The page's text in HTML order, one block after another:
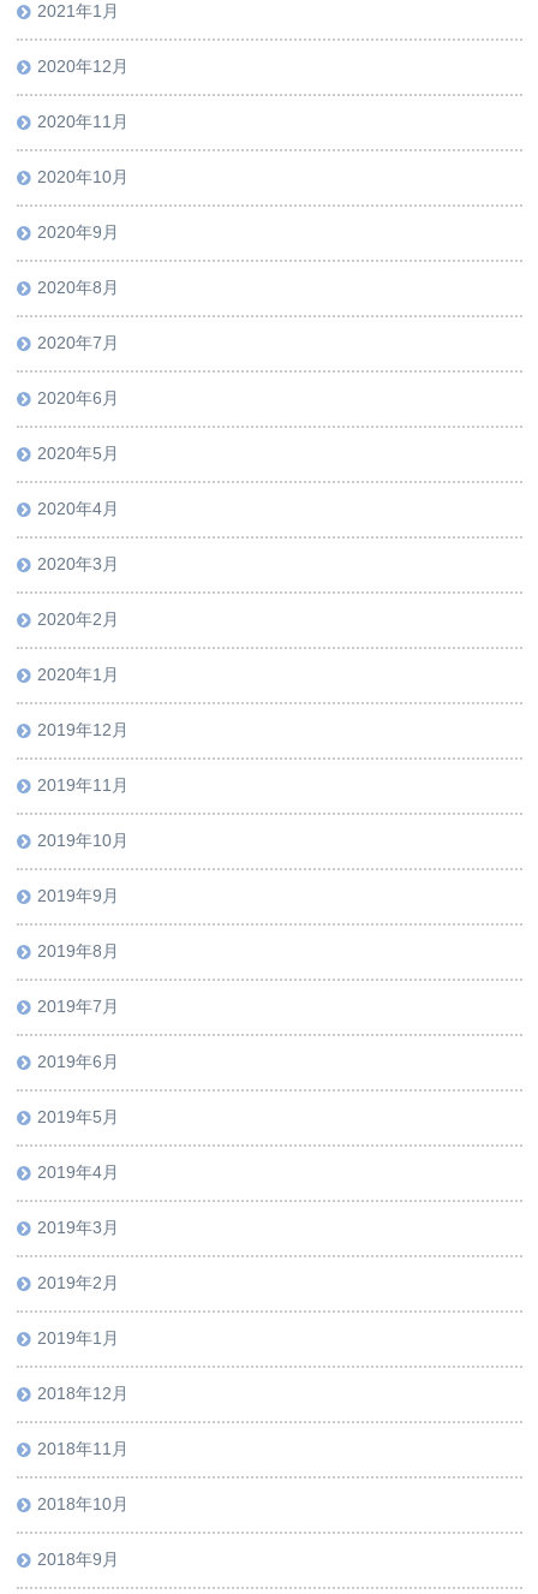
2021年1月
2020年12月
2020年11月
2020年10月
2020年9月
2020年8月
2020年7月
2020年6月
2020年5月
2020年4月
2020年3月
2020年2月
2020年1月
2019年12月
2019年11月
2019年10月
2019年9月
2019年8月
2019年7月
2019年6月
2019年5月
2019年4月
2019年3月
2019年2月
2019年1月
2018年12月
2018年11月
2018年10月
2018年9月